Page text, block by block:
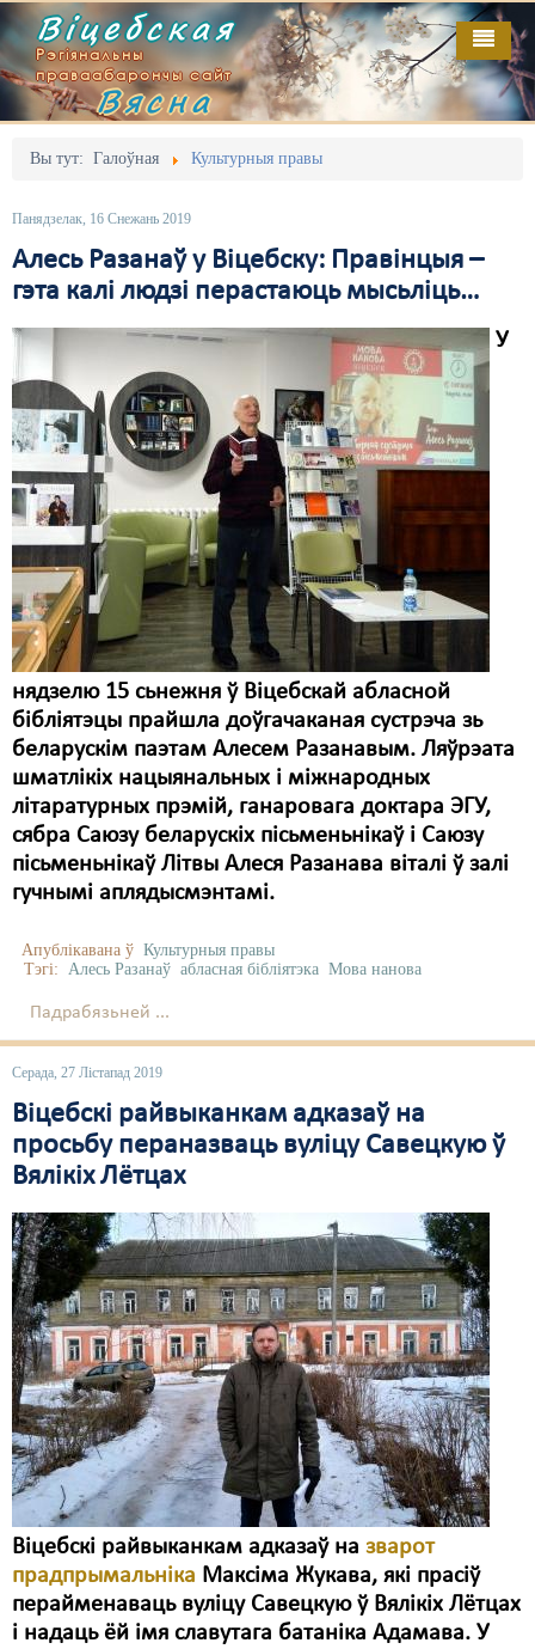
Віцебская
Рэгіянальны
праваабарончы сайт
Вясна
Вы тут: Галоўная Культурныя правы
Панядзелак, 16 Снежань 2019
Алесь Разанаў у Віцебску: Правінцыя –
гэта калі людзі перастаюць мысьліць…
У
нядзелю 15 сьнежня ў Віцебскай абласной
бібліятэцы прайшла доўгачаканая сустрэча зь
беларускім паэтам Алесем Разанавым. Ляўрэата
шматлікіх нацыянальных і міжнародных
літаратурных прэмій, ганаровага доктара ЭГУ,
сябра Саюзу беларускіх пісьменьнікаў і Саюзу
пісьменьнікаў Літвы Алеся Разанава віталі ў залі
гучнымі аплядысмэнтамі.
Апублікавана ў Культурныя правы
Тэгі: Алесь Разанаў абласная бібліятэка Мова нанова
Падрабязьней ...
Серада, 27 Лістапад 2019
Віцебскі райвыканкам адказаў на
просьбу пераназваць вуліцу Савецкую ў
Вялікіх Лётцах
Віцебскі райвыканкам адказаў на зварот
прадпрымальніка Максіма Жукава, які прасіў
перайменаваць вуліцу Савецкую ў Вялікіх Лётцах
і надаць ёй імя славутага батаніка Адамава. У
Галоўная
Адміністрацыйны перасьлед
Безбар'ернае асяродзьдзе
Выбары
Грамадзянскія ініцыятывы
Дзяржава
Дыскрымінацыя
Затрыманьні
Карная псыхіятрыя
КПЧ ААН
Культурныя правы
Мігранты
Мірныя сходы
Палітвязьні
Праваабаронцы
Пэнітэнцыярная сыстэма
Распальваньне варожасьці
Рознае
Свабода слова
Свабода сумленьня
Сьмяротнае пакараньне
Экалёгія
Правы працоўных
Сацыяльныя правы
Выданьні
Кантакт
Пра нас
RSS